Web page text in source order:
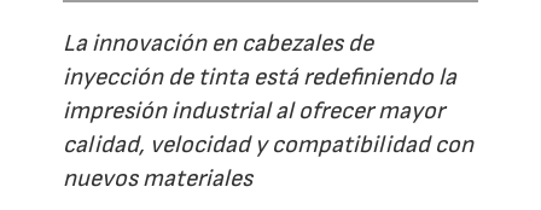
La innovación en cabezales de
inyección de tinta está redefiniendo la
impresión industrial al ofrecer mayor
calidad, velocidad y compatibilidad con
nuevos materiales